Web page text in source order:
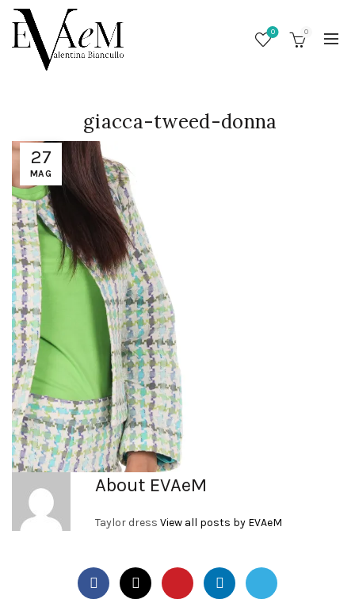
0 0
27
MAG
giacca-tweed-donna
About EVAeM
Taylor dress View all posts by EVAeM